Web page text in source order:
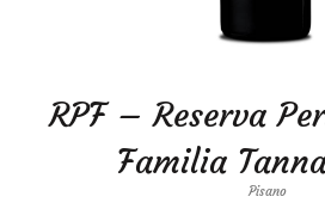
RPF – Reserva
Familia
Pisano